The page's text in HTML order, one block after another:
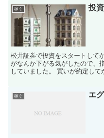
稼ぐ 投
松井証券で投資をスタートして
がなんか下がる気がしたので、
していました。 買いが約定して
稼ぐ エ